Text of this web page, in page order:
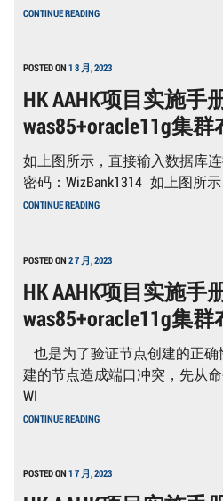
CONTINUE READING
AAHK
实
手
册-
WAS85+ORACLE11G
集
布
署
23
POSTED ON 1 8 月, 2023
HK AAHK项目实施手
was85+oracle11g集群
如上图所示，直接输入数据库连
密码：WizBank1314 如上图所
CONTINUE READINGHK
AAHK
实
手
册-
WAS85+ORACLE11G
集
布
署
23
POSTED ON 2 7 月, 2023
HK AAHK项目实施手
was85+oracle11g集群
也是为了验证节点创建的正
建的节点造成端口冲突，先从
WI
CONTINUE READING
AAHK
实
手
POSTED ON 1 7 月, 2023